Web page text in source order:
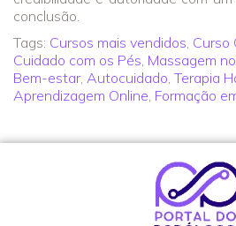
conclusão.
Tags: Cursos mais vendidos Curso
Cuidado com os Pés Massagem
Bem-estar, Autocuidado Terapia
Aprendizagem Online Formação